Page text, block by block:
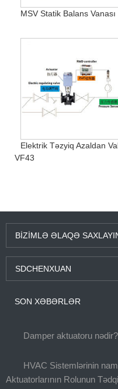
MSV Statik Balans Vanası
Elektrik Təzyiq Azaldan
VF43
BIZIMLƏ ƏLAQƏ
SDCHENXUAN
SON XƏBƏRLƏR
Damper aktuatoru nədir?
HVAC Sistemlərinin
Aktuatorlarının Rolunun